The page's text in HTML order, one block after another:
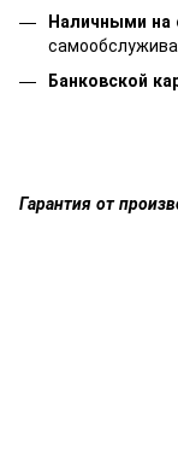
Наличными на
Банковской
Гарантия от